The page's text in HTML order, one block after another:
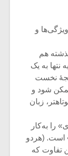
و
هم
نتها به یک
نخست
شود و
زبان
را به‌کار
است. (هردو
تفاوت که